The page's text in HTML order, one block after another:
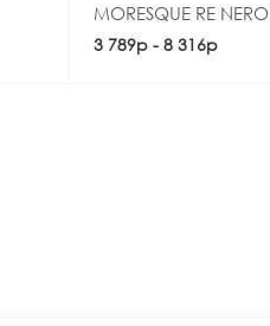
MORESQUE RE NERO
3 789р - 8 316р